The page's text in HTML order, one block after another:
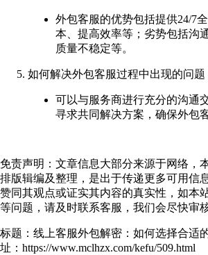
外包客服的优势包括提供24/7
本、提高效率等；劣势包括沟
质量不稳定等。
如何解决外包客服过程中出现的问题
可以与服务商进行充分的沟通
寻求共同解决方案，确保外包
免责声明：文章信息大部分来源于网络，
排版辑编及整理，是出于传递更多可用信
赞同其观点或证实其内容的真实性，如本
等问题，请及时联系客服，我们会尽快审
标题：线上客服外包解密：如何选择合适
址：https://www.mclhzx.com/kefu/509.html